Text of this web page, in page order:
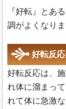
『好転』とあ
調がよくなりま
好転反
好転反応は、
れ体に溜まっ
れて体に急激